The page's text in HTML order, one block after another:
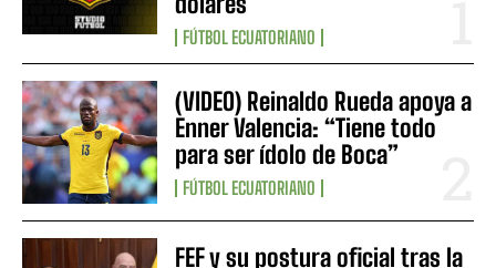
FÚTBOL ECUATORIANO
(VIDEO) Reinaldo Rueda apoya a
Enner Valencia: “Tiene todo
para ser ídolo de Boca”
FÚTBOL ECUATORIANO
FEF y su postura oficial tras la